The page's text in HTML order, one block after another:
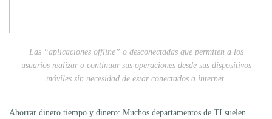
Las “aplicaciones offline” o desconectadas que permiten a los
usuarios realizar o continuar sus operaciones desde sus dispositivos
móviles sin necesidad de estar conectados a internet.
Ahorrar dinero tiempo y dinero: Muchos departamentos de TI suelen